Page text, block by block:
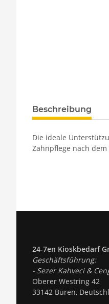
Beschreibung
Die ideale
Zahnpflege nach
24-7en Kioskbedarf
Geschäftsführung:
- Sezer Kahveci &
Oberer Westring 42
33142 Büren,